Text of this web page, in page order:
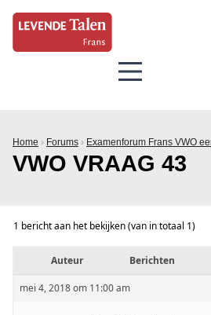
Home › Forums › Examenforum Frans VWO
VWO VRAAG 43
1 bericht aan het bekijken (van in totaal 1)
Auteur Berichten
mei 4, 2018 om 11:00 am